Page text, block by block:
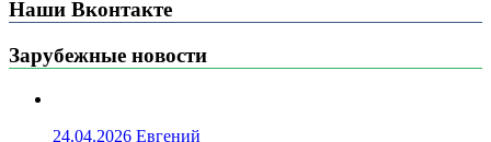
Наши Вконтакте
Зарубежные новости
24.04.2026 Евгений